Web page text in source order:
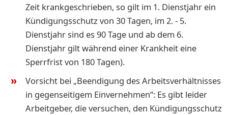
Zeit krankgeschrieben, so gilt im 1. Dienstjahr ein
Kündigungsschutz von 30 Tagen, im 2. - 5.
Dienstjahr sind es 90 Tage und ab dem 6.
Dienstjahr gilt während einer Krankheit eine
Sperrfrist von 180 Tagen).
Vorsicht bei „Beendigung des Arbeitsverhältnisses
in gegenseitigem Einvernehmen“: Es gibt leider
Arbeitgeber, die versuchen, den Kündigungsschutz